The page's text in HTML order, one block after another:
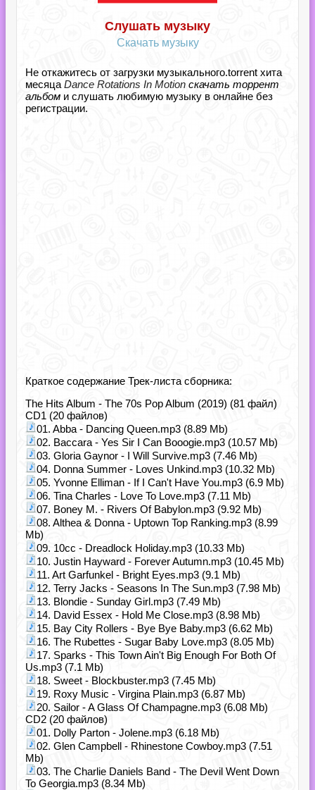
Слушать музыку
Скачать музыку
Не откажитесь от загрузки музыкального.torrent хита
месяца Dance Rotations In Motion скачать торрент
альбом и слушать любимую музыку в онлайне без
регистрации.
Краткое содержание Трек-листа сборника:
The Hits Album - The 70s Pop Album (2019) (81 файл)
CD1 (20 файлов)
01. Abba - Dancing Queen.mp3 (8.89 Mb)
02. Baccara - Yes Sir I Can Booogie.mp3 (10.57 Mb)
03. Gloria Gaynor - I Will Survive.mp3 (7.46 Mb)
04. Donna Summer - Loves Unkind.mp3 (10.32 Mb)
05. Yvonne Elliman - If I Can't Have You.mp3 (6.9 Mb)
06. Tina Charles - Love To Love.mp3 (7.11 Mb)
07. Boney M. - Rivers Of Babylon.mp3 (9.92 Mb)
08. Althea & Donna - Uptown Top Ranking.mp3 (8.99
Mb)
09. 10cc - Dreadlock Holiday.mp3 (10.33 Mb)
10. Justin Hayward - Forever Autumn.mp3 (10.45 Mb)
11. Art Garfunkel - Bright Eyes.mp3 (9.1 Mb)
12. Terry Jacks - Seasons In The Sun.mp3 (7.98 Mb)
13. Blondie - Sunday Girl.mp3 (7.49 Mb)
14. David Essex - Hold Me Close.mp3 (8.98 Mb)
15. Bay City Rollers - Bye Bye Baby.mp3 (6.62 Mb)
16. The Rubettes - Sugar Baby Love.mp3 (8.05 Mb)
17. Sparks - This Town Ain't Big Enough For Both Of
Us.mp3 (7.1 Mb)
18. Sweet - Blockbuster.mp3 (7.45 Mb)
19. Roxy Music - Virgina Plain.mp3 (6.87 Mb)
20. Sailor - A Glass Of Champagne.mp3 (6.08 Mb)
CD2 (20 файлов)
01. Dolly Parton - Jolene.mp3 (6.18 Mb)
02. Glen Campbell - Rhinestone Cowboy.mp3 (7.51
Mb)
03. The Charlie Daniels Band - The Devil Went Down
To Georgia.mp3 (8.34 Mb)